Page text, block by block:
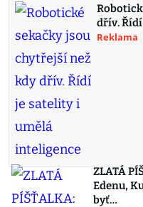
dřív.
Reklama
ZLATÁ
Edenu,
byť…